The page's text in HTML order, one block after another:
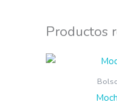
Productos